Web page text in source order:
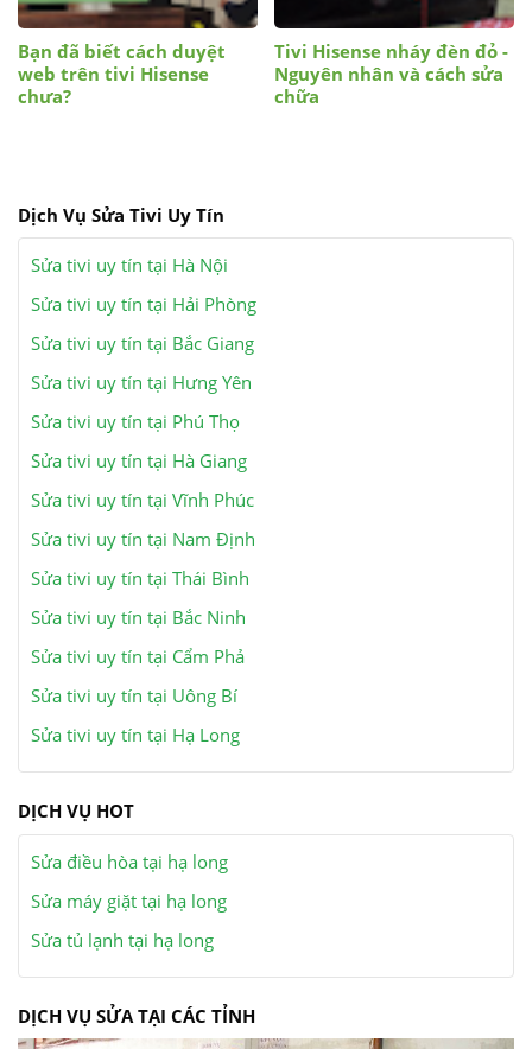
Bạn đã biết cách duyệt
web trên tivi Hisense
chưa?
Tivi Hisense nháy đèn đỏ -
Nguyên nhân và cách sửa
chữa
Dịch Vụ Sửa Tivi Uy Tín
Sửa tivi uy tín tại Hà Nội
Sửa tivi uy tín tại Hải Phòng
Sửa tivi uy tín tại Bắc Giang
Sửa tivi uy tín tại Hưng Yên
Sửa tivi uy tín tại Phú Thọ
Sửa tivi uy tín tại Hà Giang
Sửa tivi uy tín tại Vĩnh Phúc
Sửa tivi uy tín tại Nam Định
Sửa tivi uy tín tại Thái Bình
Sửa tivi uy tín tại Bắc Ninh
Sửa tivi uy tín tại Cẩm Phả
Sửa tivi uy tín tại Uông Bí
Sửa tivi uy tín tại Hạ Long
DỊCH VỤ HOT
Sửa điều hòa tại hạ long
Sửa máy giặt tại hạ long
Sửa tủ lạnh tại hạ long
DỊCH VỤ SỬA TẠI CÁC TỈNH